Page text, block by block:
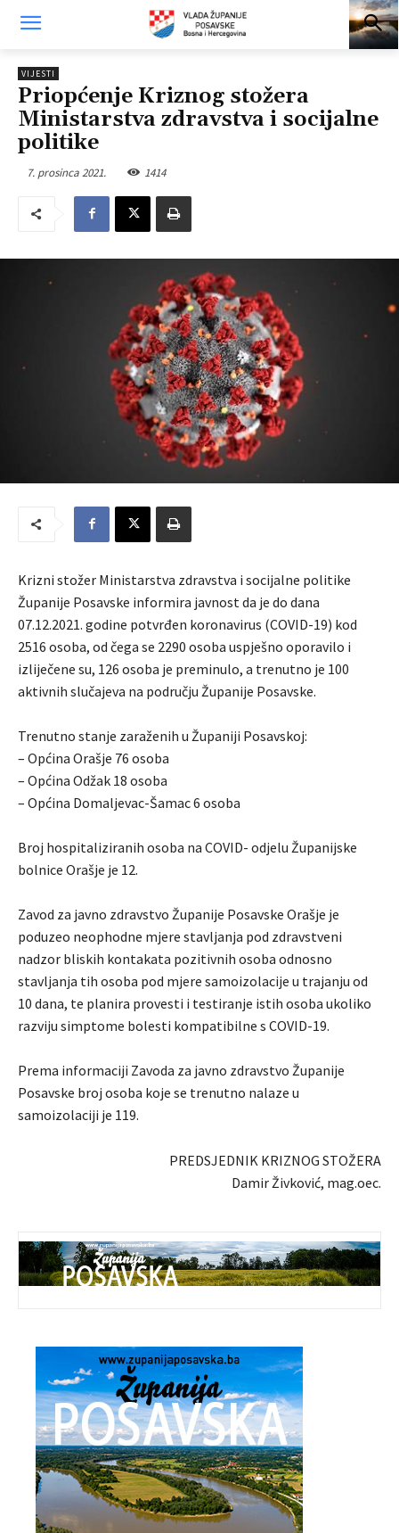
VIJESTI
Priopćenje Kriznog stožera
Ministarstva zdravstva i socijalne
politike
7. prosinca 2021. 1414
Krizni stožer Ministarstva zdravstva i socijalne politike
Županije Posavske informira javnost da je do dana
07.12.2021. godine potvrđen koronavirus (COVID-19) kod
2516 osoba, od čega se 2290 osoba uspješno oporavilo i
izliječene su, 126 osoba je preminulo, a trenutno je 100
aktivnih slučajeva na području Županije Posavske.
Trenutno stanje zaraženih u Županiji Posavskoj:
– Općina Orašje 76 osoba
– Općina Odžak 18 osoba
– Općina Domaljevac-Šamac 6 osoba
Broj hospitaliziranih osoba na COVID- odjelu Županijske
bolnice Orašje je 12.
Zavod za javno zdravstvo Županije Posavske Orašje je
poduzeo neophodne mjere stavljanja pod zdravstveni
nadzor bliskih kontakata pozitivnih osoba odnosno
stavljanja tih osoba pod mjere samoizolacije u trajanju od
10 dana, te planira provesti i testiranje istih osoba ukoliko
razviju simptome bolesti kompatibilne s COVID-19.
Prema informaciji Zavoda za javno zdravstvo Županije
Posavske broj osoba koje se trenutno nalaze u
samoizolaciji je 119.
PREDSJEDNIK KRIZNOG STOŽERA
Damir Živković, mag.oec.